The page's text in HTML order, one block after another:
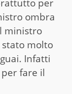
per
ombra
ministro
stato molto
Infatti
fare il